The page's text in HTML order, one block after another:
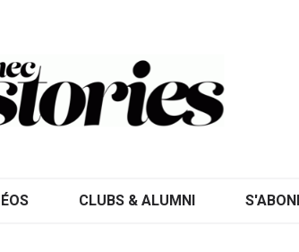
CLUBS & ALUMNI